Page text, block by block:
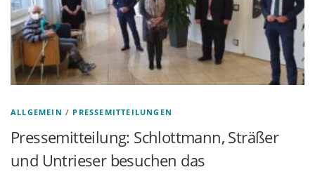
ALLGEMEIN / PRESSEMITTEILUNGEN
Pressemitteilung: Schlottmann, Sträßer
und Untrieser besuchen das